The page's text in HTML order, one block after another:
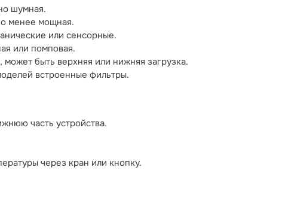
шумная.
менее мощная.
или сенсорные.
или помповая.
быть верхняя или нижняя загрузка.
встроенные фильтры.
часть устройства.
через кран или кнопку.